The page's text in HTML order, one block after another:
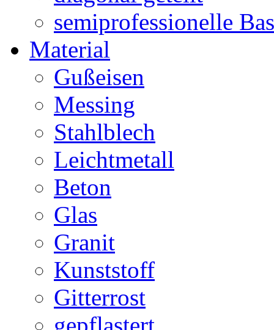
semiprofessionelle
Material
Gußeisen
Messing
Stahlblech
Leichtmetall
Beton
Glas
Granit
Kunststoff
Gitterrost
gepflastert